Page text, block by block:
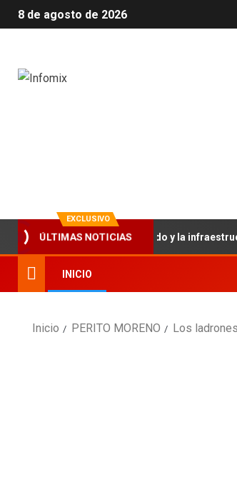
8 de agosto de 2026
EXCLUSIVO
ÚLTIMAS NOTICIAS
el trabajo articulado y la infraestructura
INICIO
Inicio PERITO MORENO Los